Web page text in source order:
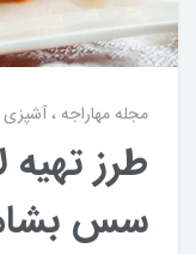
مجله مهاراجه
طرز تهیه
سس